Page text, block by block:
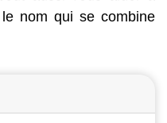
nom qui se combine